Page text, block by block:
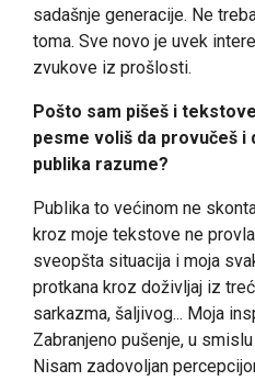
sadašnje generacije. Ne
toma. Sve novo je uvek
zvukove iz prošlosti.
Pošto sam pišeš i
pesme voliš da provučeš
publika razume?
Publika to većinom ne
kroz moje tekstove ne
sveopšta situacija i moja
protkana kroz doživljaj iz
sarkazma, šaljivog... Moja
Zabranjeno pušenje, u
Nisam zadovoljan